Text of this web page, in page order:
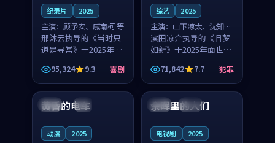
纪录片 2025
主演： 顾予安、戚南柯 等
邢沐云执导的《当时只
道是寻常》于2025年面
世，泰国的城市气质与
母女情深的人物心境共
同构筑了影片基调。顾
予安、戚南柯用细腻的
表演撑起整部喜剧电
95,324 9.3 喜剧
综艺 2025
主演： 山下凉太、沈知韵
等
滨田凉介执导的《旧梦
如新》于2025年面世，
中国台湾的城市气质与
异国相遇的人物心境共
同构筑了影片基调。山
下凉太、沈知韵用细腻
的表演撑起整部犯罪
71,842 7.7 犯罪
日本 4K
黄昏的电车
动漫 2025
泰国 完结
余晖里的人们
电视剧 2025